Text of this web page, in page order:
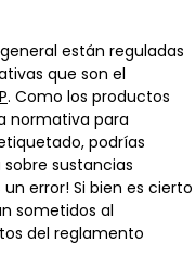
están reguladas
que son el
. Como los productos
normativa para
podrías
sustancias
error! Si bien es cierto
sometidos al
del reglamento